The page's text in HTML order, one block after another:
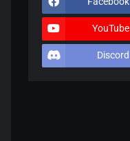
YouTube
Discord